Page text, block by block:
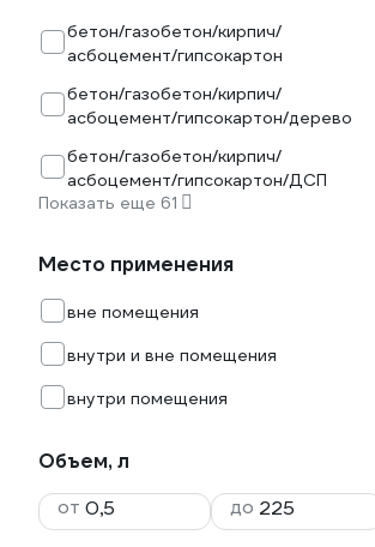
бетон/газобетон/кирпич/
асбоцемент/гипсокартон
бетон/газобетон/кирпич/
асбоцемент/гипсокартон/дерево
бетон/газобетон/кирпич/
асбоцемент/гипсокартон/ДСП
Показать еще 61
Место применения
вне помещения
внутри и вне помещения
внутри помещения
Объем, л
от
до